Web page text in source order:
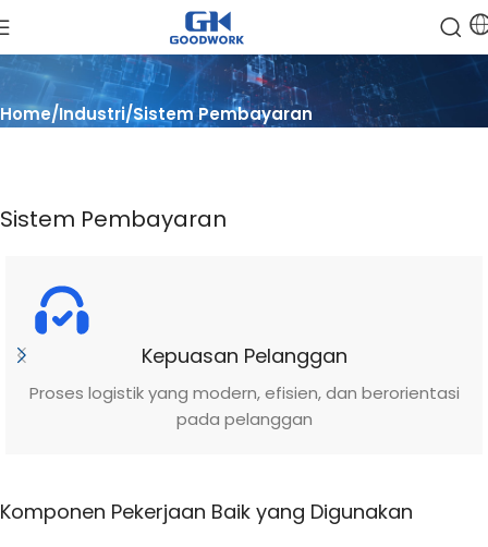
Home Industri Sistem Pembayaran
Sistem Pembayaran
Kepuasan Pelanggan
Proses logistik yang modern, efisien, dan berorientasi
pada pelanggan
Komponen Pekerjaan Baik yang Digunakan